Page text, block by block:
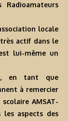
locale
actif dans le
lui-même un
en tant que
à remercier
AMSAT-
aspects des